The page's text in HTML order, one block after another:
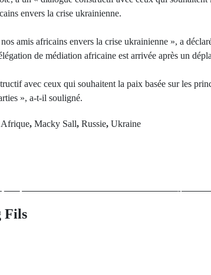
envers la crise ukrainienne.
amis africains envers la crise ukrainienne », a
de médiation africaine est arrivée après un
avec ceux qui souhaitent la paix basée sur les
», a-t-il souligné.
Afrique, Macky Sall, Russie, Ukraine
Fils